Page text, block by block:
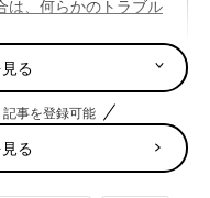
は、何らかのトラブル
Q&A
る
事を登録可能
る